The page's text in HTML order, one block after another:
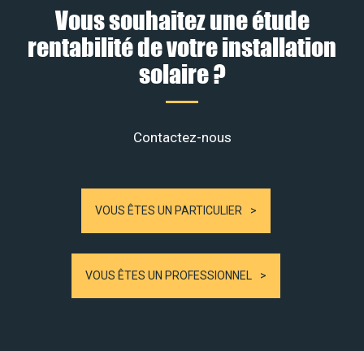
Vous souhaitez une étude
rentabilité de votre installation
solaire ?
Contactez-nous
VOUS ÊTES UN PARTICULIER
VOUS ÊTES UN PROFESSIONNEL